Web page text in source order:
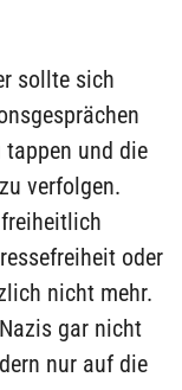
sollte sich
und die
verfolgen.
oder
nicht mehr.
gar nicht
nur auf die